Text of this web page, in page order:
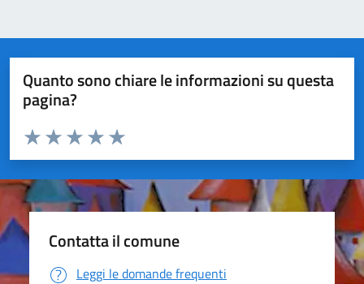
Quanto sono chiare le informazioni su questa
pagina?
Valuta da 1 a 5 stelle la pagina
Valuta 5 stelle su 5
Valuta 4 stelle su 5
Valuta 3 stelle su 5
Valuta 2 stelle su 5
Valuta 1 stelle su 5
Contatta il comune
Leggi le domande frequenti